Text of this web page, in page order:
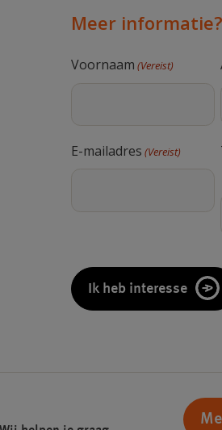
Meer informatie?
Voornaam (Vereist)
E-mailadres (Vereist)